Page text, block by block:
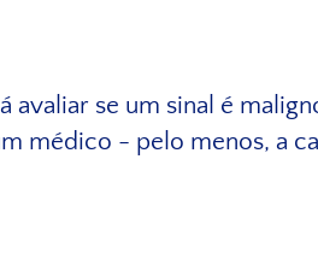
avaliar se um sinal é
médico - pelo menos, a